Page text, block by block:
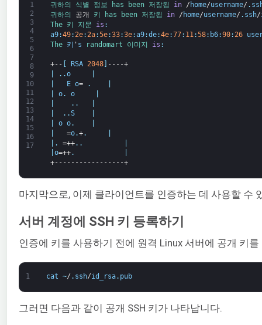
1
2
3
4
5
6
7
8
9
10
11
12
13
14
15
16
17
귀하의 식별 정보 has been 저장됨 in / home/username/ .
귀하의
공개 키 has been 저장됨 in / home/username/ . ssh/
The 키 지문 is :
a9:49:2e:2a:5e:33:3e:a9:de:4e:77: 11:58: b6:90:26
The 키 ' s randomart 이미지 is :
+-- RSA 2048]
----+
. .o
E o= .
o. o
. .
. .S
o o.
=o.+.
. =++. .
o=++.
+-----------------+
마지막으로, 이제 클라이언트를 인증하는 데 사용할 수
서버 계정에 SSH 키 등록하기
인증에 키를 사용하기 전에 원격 Linux 서버에 공개 키
1 cat ~/ . ssh/id_rsa. pub
그러면 다음과 같이 공개 SSH 키가 나타납니다.